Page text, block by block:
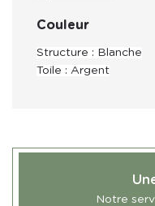
Couleur
Structure : Blanche
Toile : Argent
Notre